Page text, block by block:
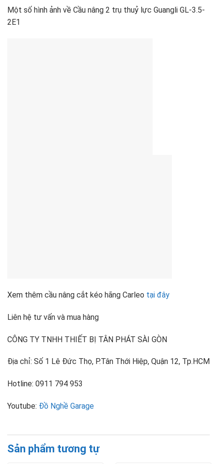
Một số hình ảnh về Cầu nâng 2 trụ thuỷ lực Guangli GL-3.5-
2E1
Xem thêm cầu nâng cắt kéo hãng Carleo tại đây
Liên hệ tư vấn và mua hàng
CÔNG TY TNHH THIẾT BỊ TÂN PHÁT SÀI GÒN
Địa chỉ: Số 1 Lê Đức Thọ, P.Tân Thới Hiệp, Quận 12, Tp.HCM
Hotline: 0911 794 953
Youtube: Đồ Nghề Garage
Sản phẩm tương tự